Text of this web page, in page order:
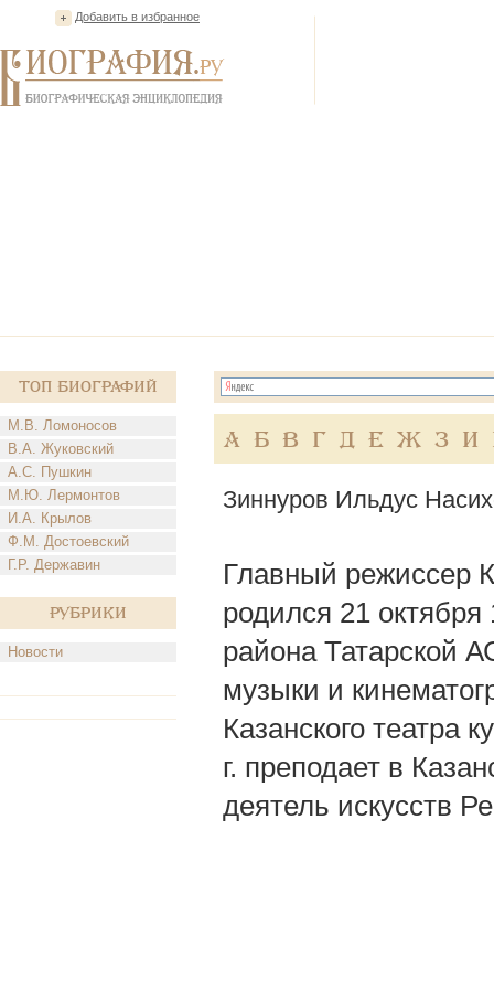
Добавить в избранное
Топ Биографий
М.В. Ломоносов
В.А. Жуковский
А.С. Пушкин
М.Ю. Лермонтов
И.А. Крылов
Ф.М. Достоевский
Г.Р. Державин
Рубрики
Новости
А Б В Г Д Е Ж З И
Зиннуров Ильдус
Главный режиссер
родился 21
района Татарской
музыки и
Казанского театра
г. преподает в
деятель искусств